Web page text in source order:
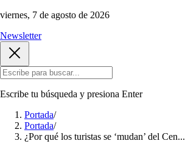
viernes, 7 de agosto de 2026
Newsletter
Escribe tu búsqueda y presiona Enter
Portada/
Portada/
¿Por qué los turistas se ‘mudan’ del Cen...